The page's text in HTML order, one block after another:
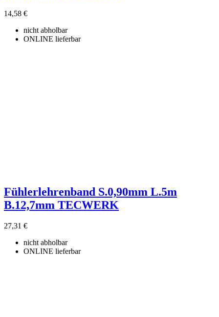
14,58 €
nicht abholbar
ONLINE lieferbar
Fühlerlehrenband S.0,90mm L.5m
B.12,7mm TECWERK
27,31 €
nicht abholbar
ONLINE lieferbar